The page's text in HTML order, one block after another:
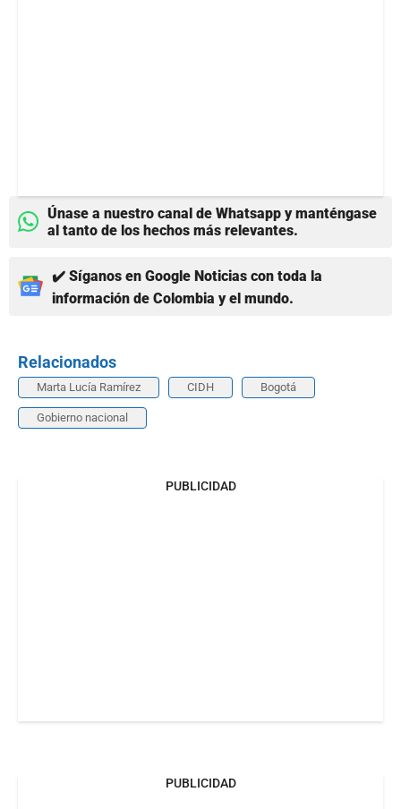
Únase a nuestro canal de Whatsapp y manténgase
al tanto de los hechos más relevantes.
✔️ Síganos en Google Noticias con toda la
información de Colombia y el mundo.
Relacionados
Marta Lucía Ramírez CIDH Bogotá
Gobierno nacional
PUBLICIDAD
PUBLICIDAD